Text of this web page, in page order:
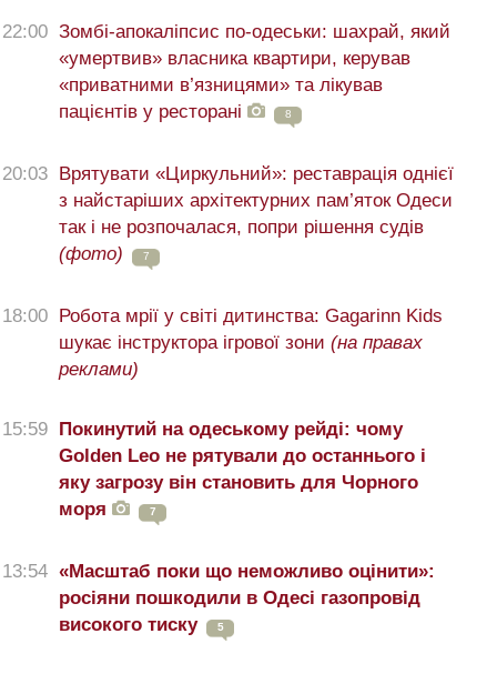
22:00 Зомбі-апокаліпсис по-одеськи: шахрай, який
«умертвив» власника квартири, керував
«приватними в’язницями» та лікував
пацієнтів у ресторані
8
20:03 Врятувати «Циркульний»: реставрація однієї
з найстаріших архітектурних пам’яток Одеси
так і не розпочалася, попри рішення судів
(фото)
7
18:00 Робота мрії у світі дитинства: Gagarinn Kids
шукає інструктора ігрової зони (на правах
реклами)
15:59 Покинутий на одеському рейді: чому
Golden Leo не рятували до останнього і
яку загрозу він становить для Чорного
моря
7
13:54 «Масштаб поки що неможливо оцінити»:
росіяни пошкодили в Одесі газопровід
високого тиску
5